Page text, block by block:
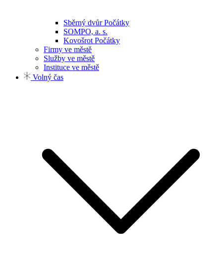
Sběrný dvůr Počátky
SOMPO, a. s.
Kovošrot Počátky
Firmy ve městě
Služby ve městě
Instituce ve městě
Volný čas